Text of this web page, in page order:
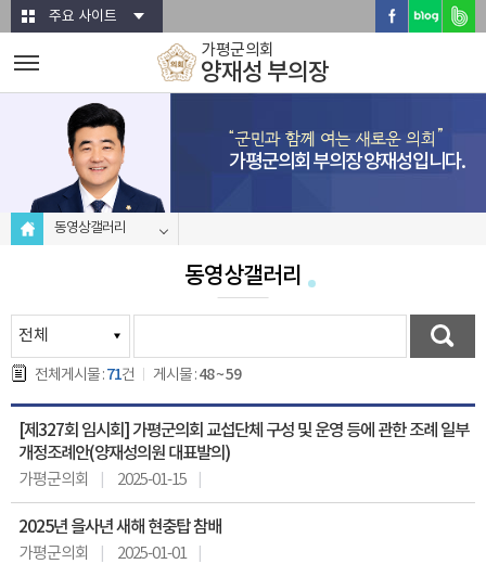
본문바로가기주요 사이트
가평군의회
양재성 부의장
가평군의회 부의장 양재성입니다.
동영상갤러리
동영상갤러리
전체게시물 :71건 게시물 :48 ~ 59
[제327회 임시회] 가평군의회 교섭단체 구성 및 운영 등에 관한 조례 일부
개정조례안(양재성의원 대표발의)
가평군의회 2025-01-15
2025년 을사년 새해 현충탑 참배
가평군의회 2025-01-01